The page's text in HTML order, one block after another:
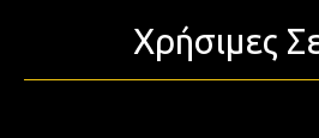
Χρήσιμες